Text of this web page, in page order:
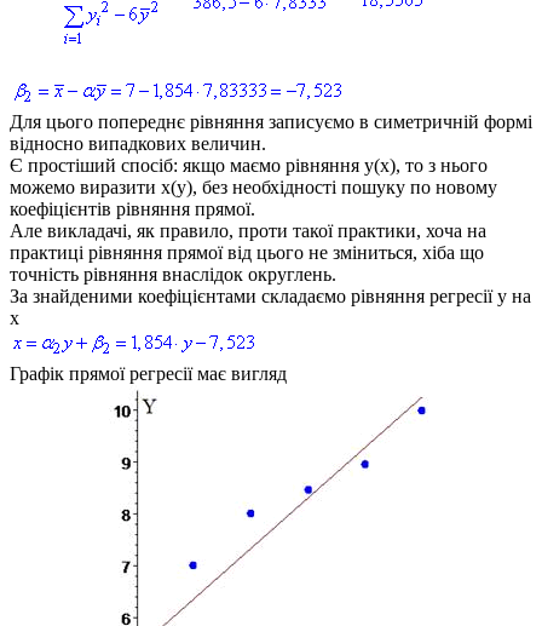
Для цього попереднє рівняння записуємо в симетричній формі
відносно випадкових величин.
Є простіший спосіб: якщо маємо рівняння y(x), то з нього
можемо виразити x(y), без необхідності пошуку по новому
коефіцієнтів рівняння прямої.
Але викладачі, як правило, проти такої практики, хоча на
практиці рівняння прямої від цього не зміниться, хіба що
точність рівняння внаслідок округлень.
За знайденими коефіцієнтами складаємо рівняння регресіїy на
x
Графік прямої регресії має вигляд